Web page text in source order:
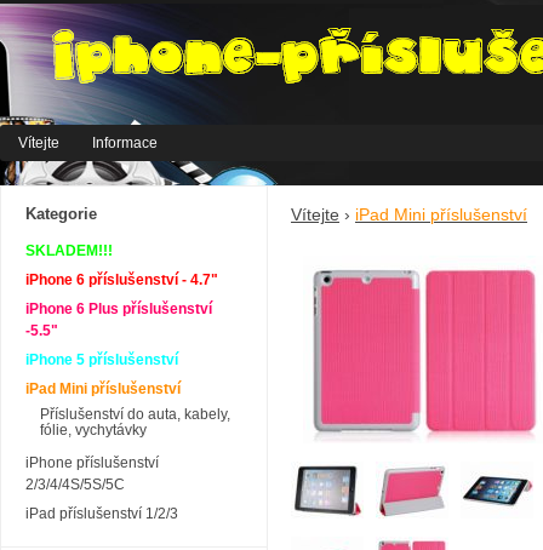
Vítejte Informace
Vítejte › iPad Mini příslušenství
Kategorie
SKLADEM!!!
iPhone 6 příslušenství - 4.7"
iPhone 6 Plus příslušenství
-5.5"
iPhone 5 příslušenství
iPad Mini příslušenství
Příslušenství do auta, kabely,
fólie, vychytávky
iPhone příslušenství
2/3/4/4S/5S/5C
iPad příslušenství 1/2/3